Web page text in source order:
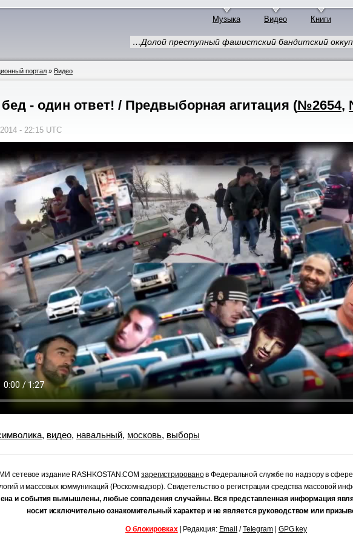
Музыка Видео Книги
…Долой преступный фашистский бандитский
портал » Видео
- один ответ! / Предвыборная агитация (№2654,
- 22:15 UTC
, видео, навальный, московь, выборы
сетевое издание RASHKOSTAN.COMзарегистрированов Федеральной службе по надзору в
и массовых коммуникаций (Роскомнадзор). Свидетельство о регистрации средства массовой
и события вымышлены, любые совпадения случайны. Вся представленная информация
носит исключительно ознакомительный характер и не является руководством или
О блокировках| Редакция: Email /Telegram| GPG key